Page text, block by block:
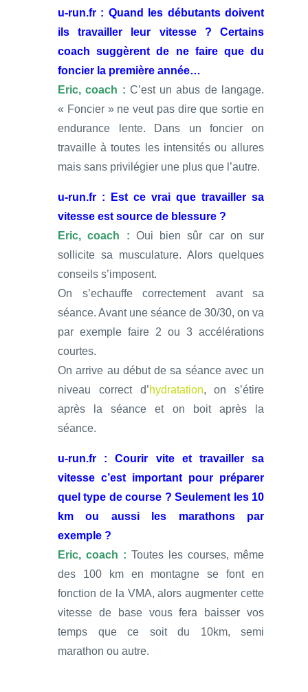
u-run.fr : Quand les débutants doivent
ils travailler leur vitesse ? Certains
coach suggèrent de ne faire que du
foncier la première année…
Eric, coach : C’est un abus de langage.
« Foncier » ne veut pas dire que sortie en
endurance lente. Dans un foncier on
travaille à toutes les intensités ou allures
mais sans privilégier une plus que l’autre.
u-run.fr : Est ce vrai que travailler sa
vitesse est source de blessure ?
Eric, coach : Oui bien sûr car on sur
sollicite sa musculature. Alors quelques
conseils s’imposent.
On s’echauffe correctement avant sa
séance. Avant une séance de 30/30, on va
par exemple faire 2 ou 3 accélérations
courtes.
On arrive au début de sa séance avec un
niveau correct d’hydratation, on s’étire
après la séance et on boit après la
séance.
u-run.fr : Courir vite et travailler sa
vitesse c’est important pour préparer
quel type de course ? Seulement les 10
km ou aussi les marathons par
exemple ?
Eric, coach : Toutes les courses, même
des 100 km en montagne se font en
fonction de la VMA, alors augmenter cette
vitesse de base vous fera baisser vos
temps que ce soit du 10km, semi
marathon ou autre.